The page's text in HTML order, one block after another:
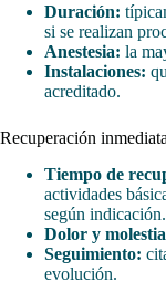
Duración:
si se realizan
Anestesia: la
Instalaciones:
acreditado.
Recuperación
Tiempo de
actividades
según indicación.
Dolor y
Seguimiento:
evolución.